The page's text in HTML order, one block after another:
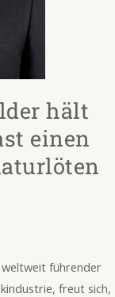
hält
einen
weltweit führender
freut sich,